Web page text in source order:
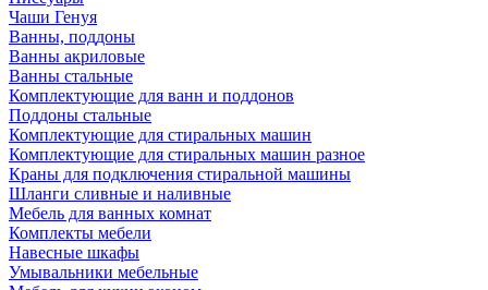
Чаши Генуя
Ванны, поддоны
Ванны акриловые
Ванны стальные
Комплектующие для ванн и поддонов
Поддоны стальные
Комплектующие для стиральных машин
Комплектующие для стиральных машин разное
Краны для подключения стиральной машины
Шланги сливные и наливные
Мебель для ванных комнат
Комплекты мебели
Навесные шкафы
Умывальники мебельные